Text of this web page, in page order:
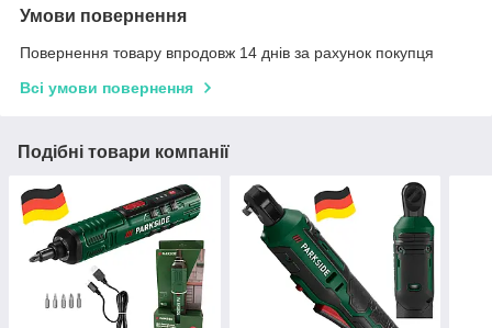
Умови повернення
Повернення товару впродовж 14 днів за рахунок покупця
Всі умови повернення
Подібні товари компанії